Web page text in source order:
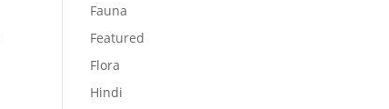
Fauna
Featured
Flora
Hindi